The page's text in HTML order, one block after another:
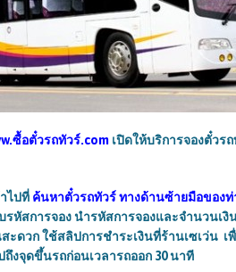
ซื้อตั๋วรถทัวร์.comเปิดให้บริการจองตั๋วร
ไปที่ ค้นหาตั๋วรถทัวร์ ทางด้านซ้ายมือของ
หัสการจอง นำรหัสการจองและจำนวนเงิ
ะดวก ใช้สลิปการชำระเงินที่ร้านเซเว่น เ
งจุดขึ้นรถก่อนเวลารถออก 30 นาที